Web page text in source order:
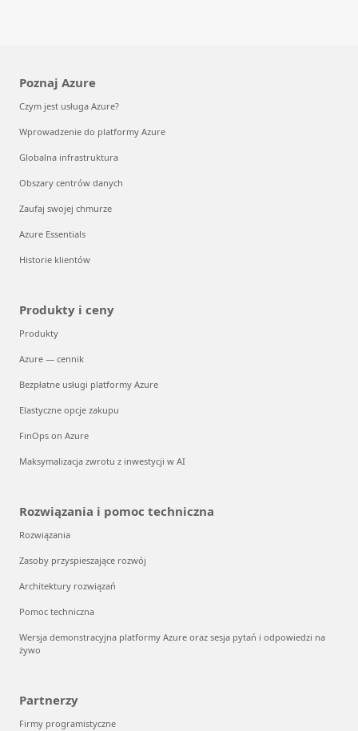
Poznaj Azure
Czym jest usługa Azure?
Wprowadzenie do platformy Azure
Globalna infrastruktura
Obszary centrów danych
Zaufaj swojej chmurze
Azure Essentials
Historie klientów
Produkty i ceny
Produkty
Azure — cennik
Bezpłatne usługi platformy Azure
Elastyczne opcje zakupu
FinOps on Azure
Maksymalizacja zwrotu z inwestycji w AI
Rozwiązania i pomoc techniczna
Rozwiązania
Zasoby przyspieszające rozwój
Architektury rozwiązań
Pomoc techniczna
Wersja demonstracyjna platformy Azure oraz sesja pytań i odpowiedzi na
żywo
Partnerzy
Firmy programistyczne